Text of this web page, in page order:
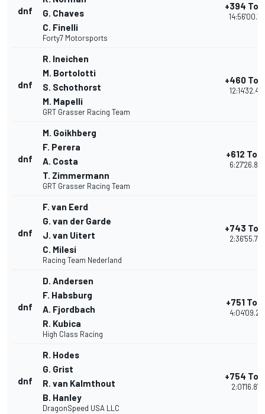
dnf
G. Chaves
C. Finelli
Forty7 Motorsports
+394
dnf
R. Ineichen
M. Bortolotti
S. Schothorst
M. Mapelli
GRT Grasser Racing Team
+460
dnf
M. Goikhberg
F. Perera
A. Costa
T. Zimmermann
GRT Grasser Racing Team
+612
dnf
F. van Eerd
G. van der Garde
J. van Uitert
C. Milesi
Racing Team Nederland
+743
dnf
D. Andersen
F. Habsburg
A. Fjordbach
R. Kubica
High Class Racing
+751
dnf
R. Hodes
G. Grist
R. van Kalmthout
B. Hanley
DragonSpeed USA LLC
+754
2:01'16.878